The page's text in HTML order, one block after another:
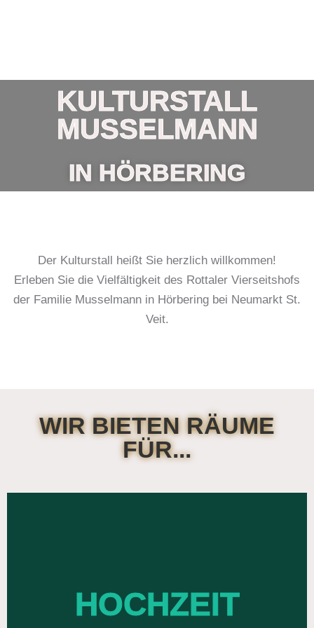
KULTURSTALL
MUSSELMANN
IN HÖRBERING
Der Kulturstall heißt Sie herzlich willkommen!
Erleben Sie die Vielfältigkeit des Rottaler Vierseitshofs
der Familie Musselmann in Hörbering bei Neumarkt St.
Veit.
WIR BIETEN RÄUME
FÜR...
HOCHZEIT
ERLEBEN SIE EINEN IHRER
SCHÖNSTEN TAGE AN EINEM